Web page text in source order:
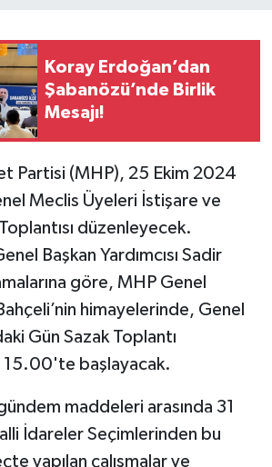
Koray Erdoğan’dan
Şabanözü’nde Birlik
Mesajı!
Partisi (MHP), 25 Ekim 2024
Meclis Üyeleri İstişare ve
düzenleyecek.
Başkan Yardımcısı Sadir
göre, MHP Genel
himayelerinde, Genel
Gün Sazak Toplantı
15.00'te başlayacak.
maddeleri arasında 31
İdareler Seçimlerinden bu
yapılan çalışmalar ve